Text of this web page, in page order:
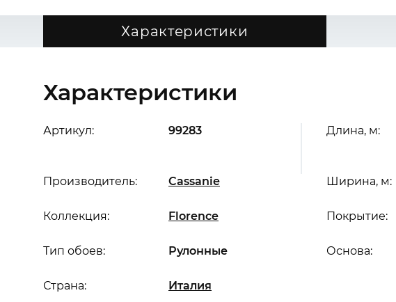
Характеристики
Характеристики
Артикул: 99283
Производитель: Cassanie
Коллекция: Florence
Длина, м:
Ширина, м:
Основа:
Покрытие:
Страна: Италия
Тип обоев: Рулонные